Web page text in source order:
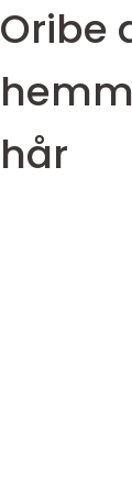
Oribe
hår